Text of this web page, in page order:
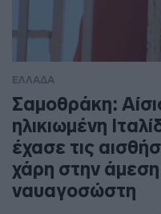
ΕΛΛΑΔΑ
Σαμοθράκη:
ηλικιωμένη
έχασε τις
χάρη στην
ναυαγοσώστη